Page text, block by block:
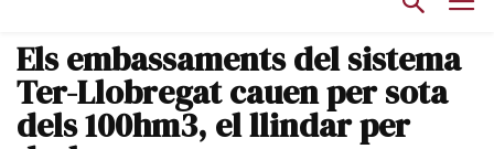
Els embassaments del sistema
Ter-Llobregat cauen per sota
dels 100hm3, el llindar per